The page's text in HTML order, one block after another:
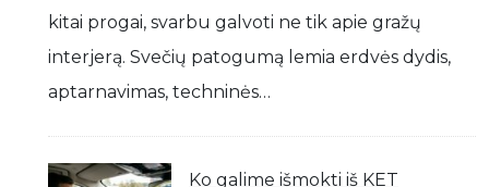
kitai progai, svarbu galvoti ne tik apie gražų
interjerą. Svečių patogumą lemia erdvės dydis,
aptarnavimas, techninės…
Ko galime išmokti iš KET